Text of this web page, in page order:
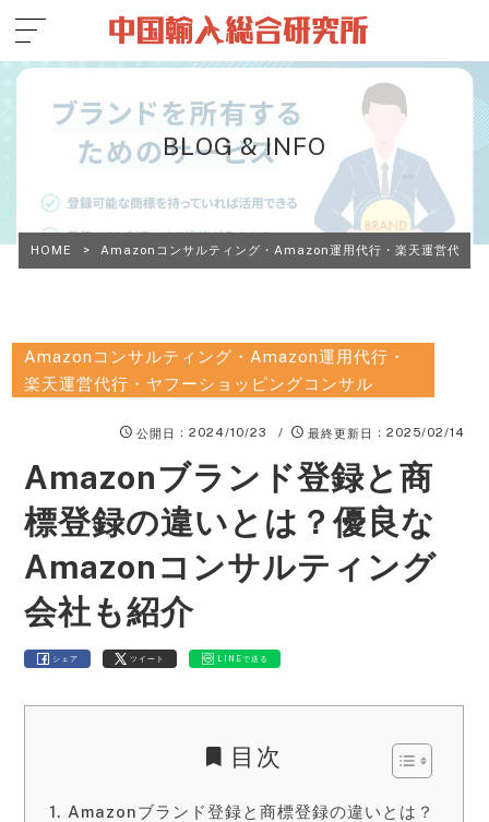
BLOG & INFO
HOME > Amazonコンサルティング・Amazon運用代行・楽天運営代行・
Amazonコンサルティング・Amazon運用代行・
楽天運営代行・ヤフーショッピングコンサル
公開日 ：2024/10/23 / 最終更新日 ：2025/02/14
Amazonブランド登録と商
標登録の違いとは？優良な
Amazonコンサルティング
会社も紹介
シェア ツイート LINEで送る
目次
Amazonブランド登録と商標登録の違いとは？